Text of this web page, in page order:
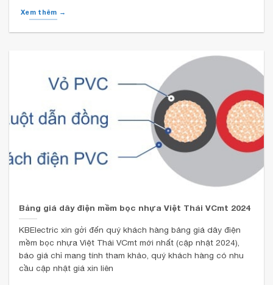
Xem thêm →
Bảng giá dây điện mềm bọc nhựa Việt Thái VCmt 2024
KBElectric xin gởi đến quý khách hàng bảng giá dây điện
mềm bọc nhựa Việt Thái VCmt mới nhất (cập nhật 2024),
báo giá chỉ mang tính tham khảo, quý khách hàng có nhu
cầu cập nhật giá xin liên